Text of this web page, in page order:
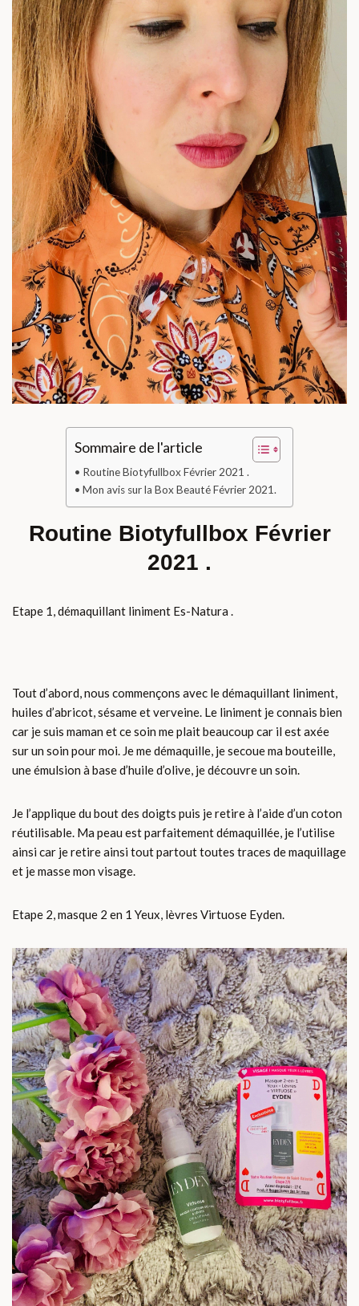
Sommaire de l'article
Routine Biotyfullbox Février 2021 .
Mon avis sur la Box Beauté Février 2021.
Routine Biotyfullbox Février
2021 .
Etape 1, démaquillant liniment Es-Natura .
Tout d’abord, nous commençons avec le démaquillant liniment,
huiles d’abricot, sésame et verveine. Le liniment je connais bien
car je suis maman et ce soin me plait beaucoup car il est axée
sur un soin pour moi. Je me démaquille, je secoue ma bouteille,
une émulsion à base d’huile d’olive, je découvre un soin.
Je l’applique du bout des doigts puis je retire à l’aide d’un coton
réutilisable. Ma peau est parfaitement démaquillée, je l’utilise
ainsi car je retire ainsi tout partout toutes traces de maquillage
et je masse mon visage.
Etape 2, masque 2 en 1 Yeux, lèvres Virtuose Eyden.